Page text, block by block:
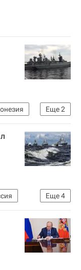
Еще2
Еще4